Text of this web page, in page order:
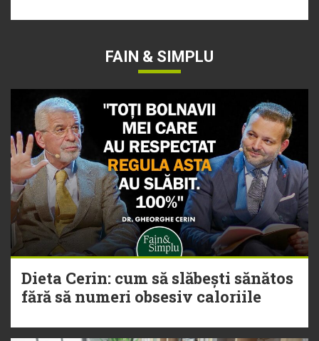
FAIN & SIMPLU
Dieta Cerin: cum să slăbești sănătos
fără să numeri obsesiv caloriile